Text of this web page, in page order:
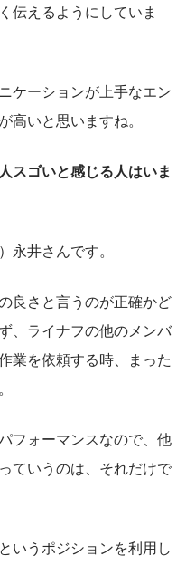
伝えるようにしていま
ケーションが上手なエン
高いと思いますね。
スゴいと感じる人はいま
永井さんです。
良さと言うのが正確かど
、ライナフの他のメンバ
業を依頼する時、まった
フォーマンスなので、他
ていうのは、それだけで
いうポジションを利用し